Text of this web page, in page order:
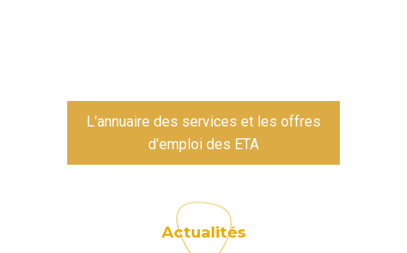
L'annuaire des services et les offres
d'emploi des ETA
Actualités